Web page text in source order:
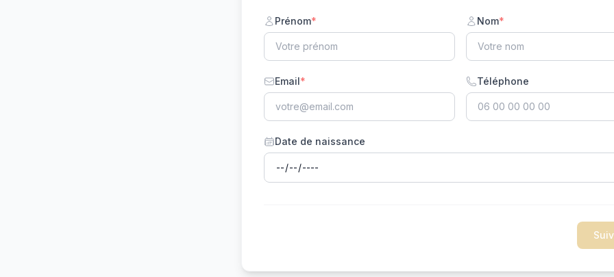
Prénom* Nom*
Email* Téléphone
Date de naissance